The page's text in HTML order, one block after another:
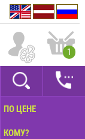
1
ПО ЦЕНЕ
КОМУ?